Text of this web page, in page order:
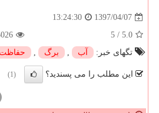
1397/04/07
13:24:30
5.0
/
5
تگهای خبر:
آب , برگ , حفاظت
این مطلب را می پسندید؟ (1)